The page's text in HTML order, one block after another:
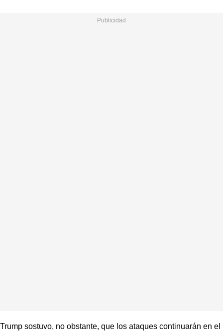
Trump sostuvo, no obstante, que los ataques continuarán en el